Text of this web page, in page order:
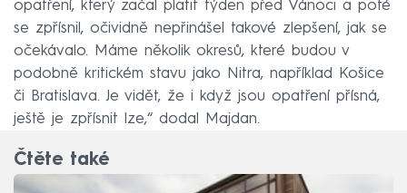
opatření, který začal platit týden před Vánoci a poté
se zpřísnil, očividně nepřinášel takové zlepšení, jak se
očekávalo. Máme několik okresů, které budou v
podobně kritickém stavu jako Nitra, například Košice
či Bratislava. Je vidět, že i když jsou opatření přísná,
ještě je zpřísnit lze,“ dodal Majdan.
Čtěte také